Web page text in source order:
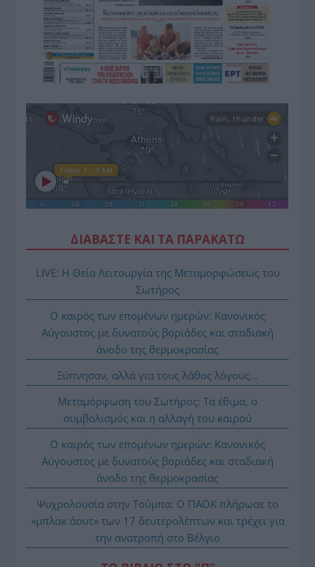
ΔΙΑΒΑΣΤΕ ΚΑΙ ΤΑ ΠΑΡΑΚΑΤΩ
LIVE: Η Θεία Λειτουργία της Μεταμορφώσεως του
Σωτήρος
Ο καιρός των επομένων ημερών: Κανονικός
Αύγουστος με δυνατούς βοριάδες και σταδιακή
άνοδο της θερμοκρασίας
Ξύπνησαν, αλλά για τους λάθος λόγους…
Μεταμόρφωση του Σωτήρος: Τα έθιμα, ο
συμβολισμός και η αλλαγή του καιρού
Ο καιρός των επομένων ημερών: Κανονικός
Αύγουστος με δυνατούς βοριάδες και σταδιακή
άνοδο της θερμοκρασίας
Ψυχρολουσία στην Τούμπα: Ο ΠΑΟΚ πλήρωσε το
«μπλακ άουτ» των 17 δευτερολέπτων και τρέχει για
την ανατροπή στο Βέλγιο